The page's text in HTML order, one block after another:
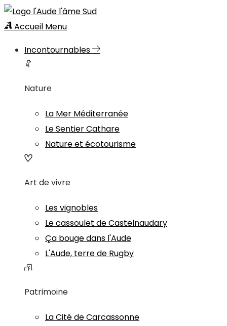
Accueil Menu
Incontournables
Nature
La Mer Méditerranée
Le Sentier Cathare
Nature et écotourisme
Art de vivre
Les vignobles
Le cassoulet de Castelnaudary
Ça bouge dans l'Aude
L'Aude, terre de Rugby
Patrimoine
La Cité de Carcassonne